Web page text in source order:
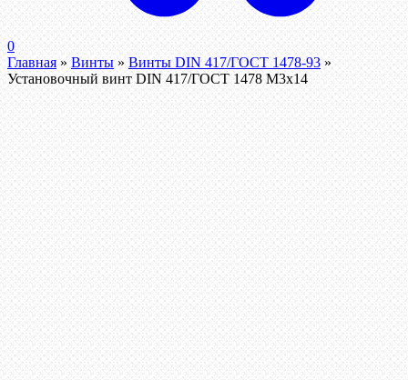
0
Главная » Винты » Винты DIN 417/ГОСТ 1478-93 »
Установочный винт DIN 417/ГОСТ 1478 М3х14